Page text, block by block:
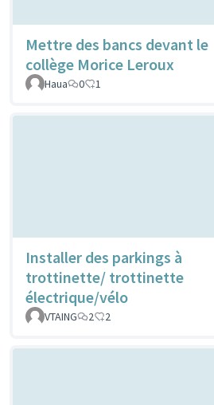
Mettre des bancs devant le
collège Morice Leroux
Haua
0 1
Installer des parkings à
trottinette/ trottinette
électrique/vélo
VTAING 2 2